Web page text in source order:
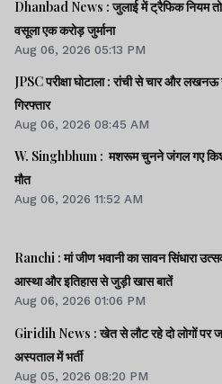
Dhanbad News : जुलाई में ट्रैफिक नियम
वसूला एक करोड़ जुर्माना
Aug 06, 2026 05:13 PM
JPSC परीक्षा घोटाला : रांची से चार और
गिरफ्तार
Aug 06, 2026 08:45 AM
W. Singhbhum : मशरूम चुनने जंगल गए
मौत
Aug 06, 2026 11:52 AM
Ranchi : मां जीण भवानी का सावन सिंधारा
आस्था और इतिहास से जुड़ी खास बातें
Aug 06, 2026 01:06 PM
Giridih News : खेत से लौट रहे दो लोगों पर
अस्पताल में भर्ती
Aug 05, 2026 08:20 PM